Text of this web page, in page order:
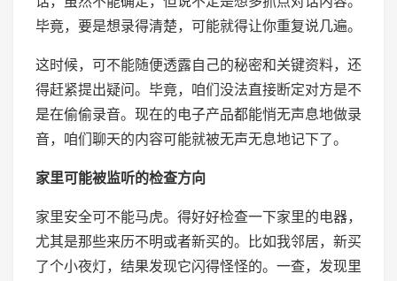
毕竟，要是想录得清楚，可能就得让你重复说几遍。
这时候，可不能随便透露自己的秘密和关键资料，还
得赶紧提出疑问。毕竟，咱们没法直接断定对方是不
是在偷偷录音。现在的电子产品都能悄无声息地做录
音，咱们聊天的内容可能就被无声无息地记下了。
家里可能被监听的检查方向
家里安全可不能马虎。得好好检查一下家里的电器，
尤其是那些来历不明或者新买的。比如我邻居，新买
了个小夜灯，结果发现它闪得怪怪的。一查，发现里